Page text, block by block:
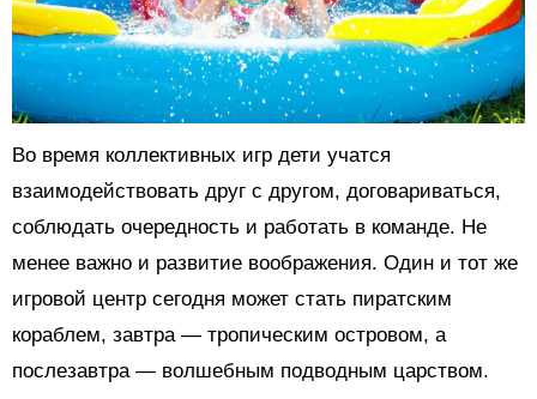
Во время коллективных игр дети учатся
взаимодействовать друг с другом, договариваться,
соблюдать очередность и работать в команде. Не
менее важно и развитие воображения. Один и тот же
игровой центр сегодня может стать пиратским
кораблем, завтра — тропическим островом, а
послезавтра — волшебным подводным царством.